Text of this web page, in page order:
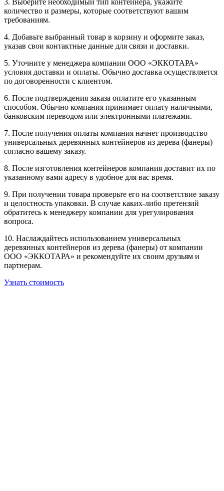
3. Выберите необходимый тип контейнера, укажите
количество и размеры, которые соответствуют вашим
требованиям.
4. Добавьте выбранный товар в корзину и оформите заказ,
указав свои контактные данные для связи и доставки.
5. Уточните у менеджера компании ООО «ЭККОТАРА»
условия доставки и оплаты. Обычно доставка осуществляется
по договоренности с клиентом.
6. После подтверждения заказа оплатите его указанным
способом. Обычно компания принимает оплату наличными,
банковским переводом или электронными платежами.
7. После получения оплаты компания начнет производство
универсальных деревянных контейнеров из дерева (фанеры)
согласно вашему заказу.
8. После изготовления контейнеров компания доставит их по
указанному вами адресу в удобное для вас время.
9. При получении товара проверьте его на соответствие заказу
и целостность упаковки. В случае каких-либо претензий
обратитесь к менеджеру компании для урегулирования
вопроса.
10. Наслаждайтесь использованием универсальных
деревянных контейнеров из дерева (фанеры) от компании
ООО «ЭККОТАРА» и рекомендуйте их своим друзьям и
партнерам.
Узнать стоимость